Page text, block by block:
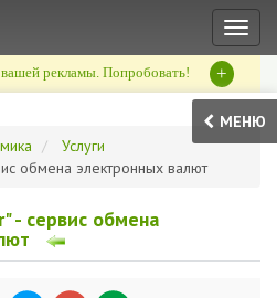
рекламы. Попробовать! +
МЕНЮ
Услуги
обмена электронных валют
- сервис обмена